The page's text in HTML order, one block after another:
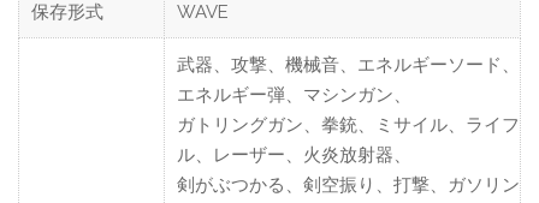
保存形式 WAVE
武器、攻撃、機械音、エネルギーソード、
エネルギー弾、マシンガン、
ガトリングガン、拳銃、ミサイル、ライフ
ル、レーザー、火炎放射器、
剣がぶつかる、剣空振り、打撃、ガソリン